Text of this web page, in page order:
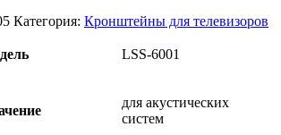
Категория: Кронштейны для телевизоров
LSS-6001
для акустических
систем